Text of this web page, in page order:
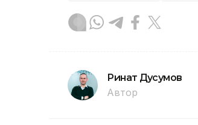
Ринат Дусумов
Автор